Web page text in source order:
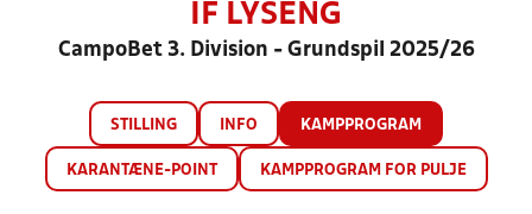
IF LYSENG
CampoBet 3. Division - Grundspil 2025/26
STILLING INFO KAMPPROGRAM
KARANTÆNE-POINT KAMPPROGRAM FOR PULJE